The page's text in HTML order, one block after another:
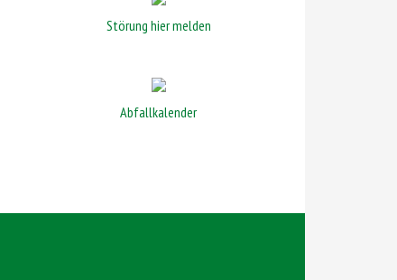
Störung hier melden
Abfallkalender